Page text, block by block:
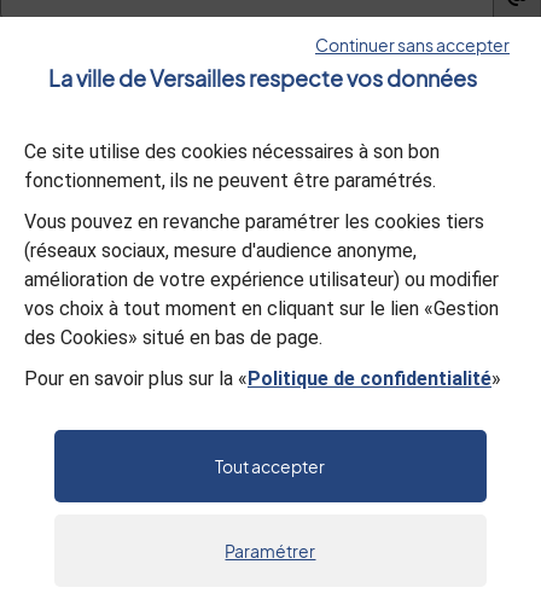
Validation*
À des fins de sécurité, veuillez sélectionner les5 premiers
caractères et ledernier caractèrede la série.
M 2 9 E Z I B F
Valider
Continuer sans accepter
La ville de Versailles respecte vos données
Ce site utilise des cookies nécessaires à son bon
fonctionnement, ils ne peuvent être paramétrés.
Vous pouvez en revanche paramétrer les cookies tiers
(réseaux sociaux, mesure d'audience anonyme,
amélioration de votre expérience utilisateur) ou modifier
vos choix à tout moment en cliquant sur le lien «Gestion
des Cookies» situé en bas de page.
Pour en savoir plus sur la «Politique de confidentialité»
Tout accepter
Paramétrer